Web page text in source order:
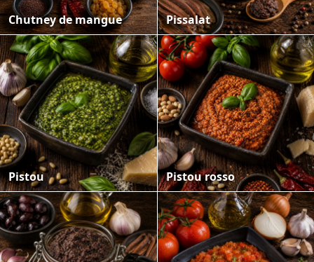
Chutney de mangue Pissalat
Pistou Pistou rosso